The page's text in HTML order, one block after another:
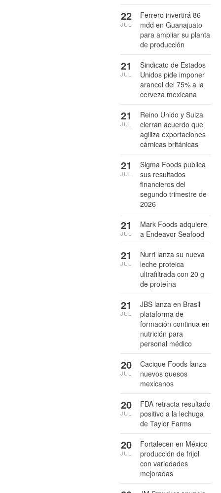
Ferrero invertirá 86
mdd en Guanajuato
para ampliar su planta
de producción
22
JUL
Sindicato de Estados
Unidos pide imponer
arancel del 75% a la
cerveza mexicana
21
JUL
Reino Unido y Suiza
cierran acuerdo que
agiliza exportaciones
cárnicas británicas
21
JUL
Sigma Foods publica
sus resultados
financieros del
segundo trimestre de
2026
21
JUL
Mark Foods adquiere
a Endeavor Seafood
21
JUL
Nurri lanza su nueva
leche proteica
ultrafiltrada con 20 g
de proteína
21
JUL
JBS lanza en Brasil
plataforma de
formación continua en
nutrición para
personal médico
21
JUL
Cacique Foods lanza
nuevos quesos
mexicanos
20
JUL
FDA retracta resultado
positivo a la lechuga
de Taylor Farms
20
JUL
Fortalecen en México
producción de frijol
con variedades
mejoradas
20
JUL